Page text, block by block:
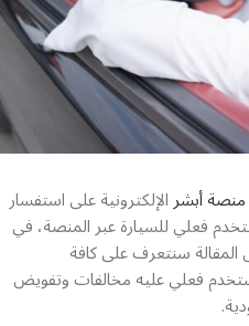
منصة أبشرالإلكترونية على استفسار
فعلي للسيارة عبر المنصة، في
سنتعرف على كافة
فعلي عليه مخالفات وتفويض